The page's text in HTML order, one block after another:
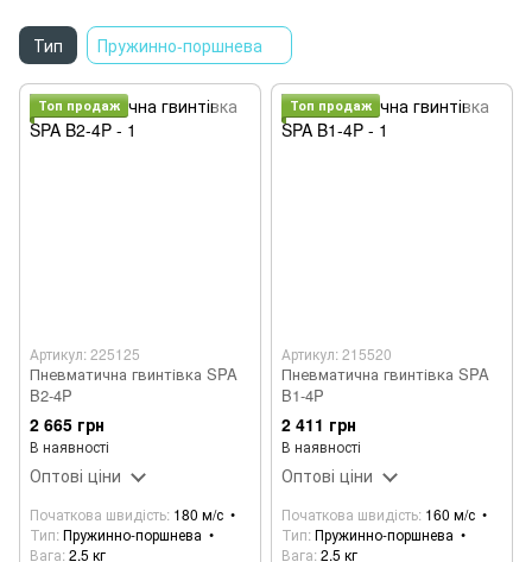
Тип Пружинно-поршнева
Топ продаж
Артикул: 225125
Пневматична гвинтівка SPA
B2-4P
2 665 грн
В наявності
Оптові ціни
Початкова швидість 180 м/с
Тип Пружинно-поршнева
Вага 2.5 кг
Топ продаж
Артикул: 215520
Пневматична гвинтівка SPA
B1-4P
2 411 грн
В наявності
Оптові ціни
Початкова швидість 160 м/с
Тип Пружинно-поршнева
Вага 2.5 кг